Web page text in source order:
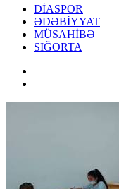
DİASPOR
ƏDƏBİYYAT
MÜSAHİBƏ
SIĞORTA